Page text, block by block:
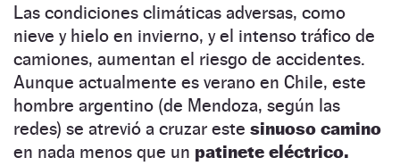
Las condiciones climáticas adversas, como
nieve y hielo en invierno, y el intenso tráfico de
camiones, aumentan el riesgo de accidentes.
Aunque actualmente es verano en Chile, este
hombre argentino (de Mendoza, según las
redes) se atrevió a cruzar este sinuoso camino
en nada menos que un patinete eléctrico.